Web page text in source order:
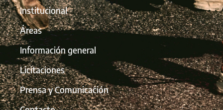
Institucional
Áreas
Información general
Licitaciones
Prensa y Comunicación